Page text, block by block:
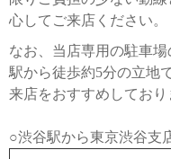
心してご来店ください。
なお、当店専用の駐車
駅から徒歩約5分の立地
来店をおすすめしており
○渋谷駅から東京渋谷支